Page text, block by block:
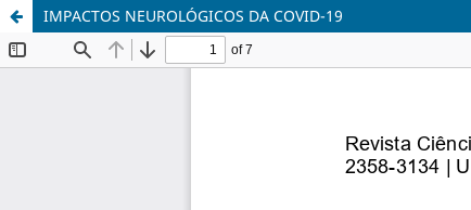
IMPACTOS NEUROLÓGICOS DA COVID-19